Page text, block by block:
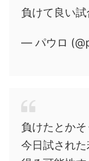
負けて良い
— パウロ
負けたとかそ
今日試され